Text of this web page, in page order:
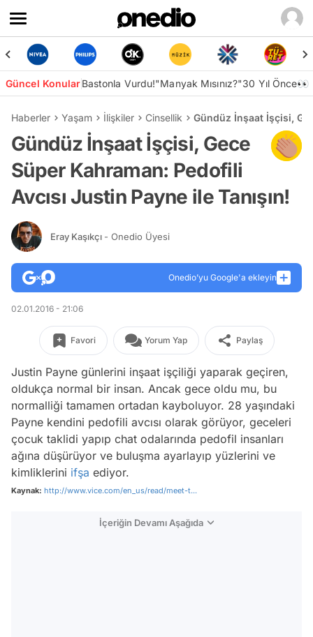
Güncel KonularBastonla Vurdu!"Manyak Mısınız?"30 Yıl Önce👀
Haberler Yaşam İlişkiler Cinsellik Gündüz İnşaat İşçisi,
Gündüz İnşaat İşçisi, Gece
Süper Kahraman: Pedofili
Avcısı Justin Payne ile Tanışın!
Eray Kaşıkçı - Onedio Üyesi
Onedio’yu Google'a ekleyin
02.01.2016 - 21:06
Favori Yorum Yap Paylaş
Justin Payne günlerini inşaat işçiliği yaparak geçiren,
oldukça normal bir insan. Ancak gece oldu mu, bu
normalliği tamamen ortadan kayboluyor. 28 yaşındaki
Payne kendini pedofili avcısı olarak görüyor, geceleri
çocuk taklidi yapıp chat odalarında pedofil insanları
ağına düşürüyor ve buluşma ayarlayıp yüzlerini ve
kimliklerini ifşa ediyor.
Kaynak: http://www.vice.com/en_us/read/meet-t...
İçeriğin Devamı Aşağıda